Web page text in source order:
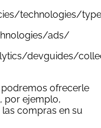
technologies/
ads/
devguides/
podremos ofrecerle
por ejemplo,
compras en su